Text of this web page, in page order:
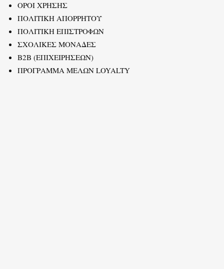
ΟΡΟΙ ΧΡΗΣΗΣ
ΠΟΛΙΤΙΚΗ ΑΠΟΡΡΗΤΟΥ
ΠΟΛΙΤΙΚΗ ΕΠΙΣΤΡΟΦΩΝ
ΣΧΟΛΙΚΕΣ ΜΟΝΑΔΕΣ
B2B (ΕΠΙΧΕΙΡΗΣΕΩΝ)
ΠΡΟΓΡΑΜΜΑ ΜΕΛΩΝ LOYALTY